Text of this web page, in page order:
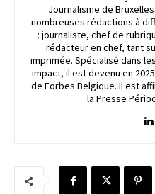
Journalisme de
nombreuses rédactions à
: journaliste, chef de
rédacteur en chef, tant
imprimée. Spécialisé dans
impact, il est devenu en
de Forbes Belgique. Il est
la Presse